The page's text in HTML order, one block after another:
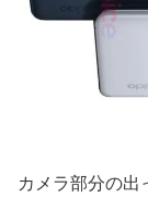
カメラ部分の出